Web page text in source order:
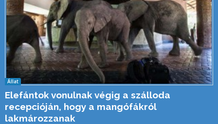
Állat
Elefántok vonulnak végig a szálloda
recepcióján, hogy a mangófákról
lakmározzanak